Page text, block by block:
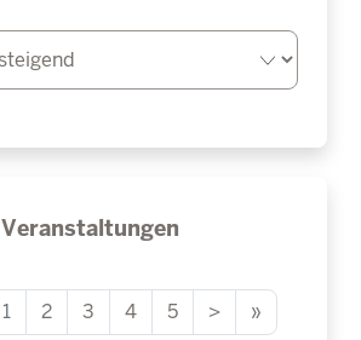
Veranstaltungen
1 2 3 4 5 > »